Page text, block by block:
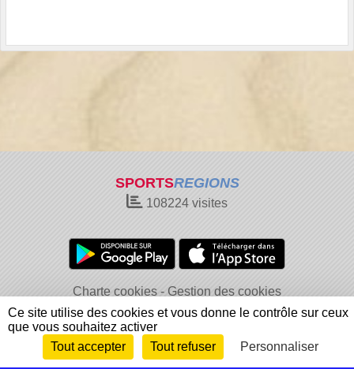
SPORTSREGIONS
108224 visites
Charte cookies
Gestion des cookies
Informations légales
Signaler un contenu inapproprié
Envie de participer ? Connexion
Ce site utilise des cookies et vous donne le contrôle sur ceux
que vous souhaitez activer
Tout accepter
Tout refuser Personnaliser